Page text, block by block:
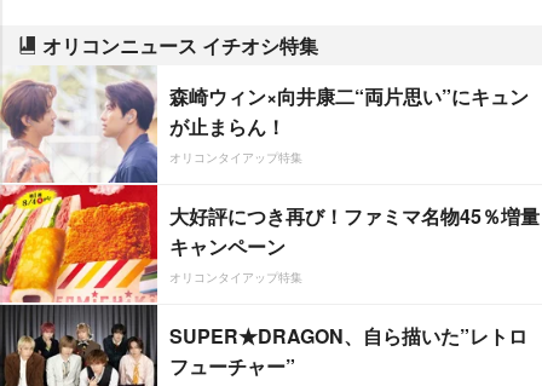
オリコンニュース イチオシ特集
森崎ウィン×向井康二“両片思い”にキュン
が止まらん！
オリコンタイアップ特集
大好評につき再び！ファミマ名物45％増量
キャンペーン
オリコンタイアップ特集
SUPER★DRAGON、自ら描いた”レトロ
フューチャー”